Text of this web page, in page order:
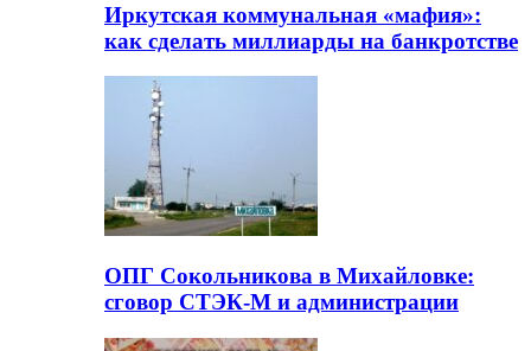
Иркутская коммунальная «мафия»:
как сделать миллиарды на банкротстве
ОПГ Сокольникова в Михайловке:
сговор СТЭК-М и администрации